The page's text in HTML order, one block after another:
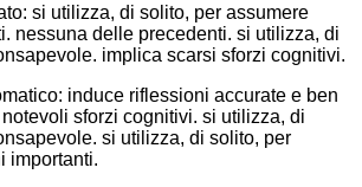
si utilizza, di solito, per assumere
nessuna delle precedenti. si utilizza, di
implica scarsi sforzi cognitivi.
induce riflessioni accurate e ben
sforzi cognitivi. si utilizza, di
si utilizza, di solito, per
importanti.